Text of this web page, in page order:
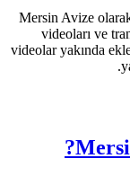
Mersin Avize
videoları ve
videolar yakında